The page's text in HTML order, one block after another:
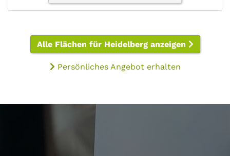
Alle Flächen für Heidelberg anzeigen
Persönliches Angebot erhalten